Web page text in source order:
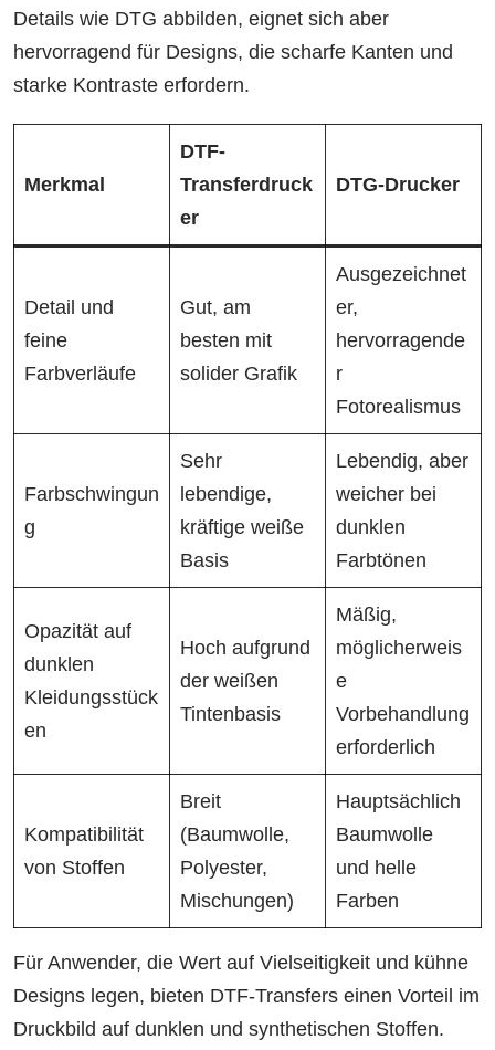
Details wie DTG abbilden, eignet sich aber
hervorragend für Designs, die scharfe Kanten und
starke Kontraste erfordern.
Merkmal
DTF-
Transferdruck
er
DTG-Drucker
Detail und
feine
Farbverläufe
Gut, am
besten mit
solider Grafik
Ausgezeichnet
er,
hervorragende
r
Fotorealismus
Farbschwingun
g
Sehr
lebendige,
kräftige weiße
Basis
Lebendig, aber
weicher bei
dunklen
Farbtönen
Opazität auf
dunklen
Kleidungsstück
en
Hoch aufgrund
der weißen
Tintenbasis
Mäßig,
möglicherweis
e
Vorbehandlung
erforderlich
Kompatibilität
von Stoffen
Breit
(Baumwolle,
Polyester,
Mischungen)
Hauptsächlich
Baumwolle
und helle
Farben
Für Anwender, die Wert auf Vielseitigkeit und kühne
Designs legen, bieten DTF-Transfers einen Vorteil im
Druckbild auf dunklen und synthetischen Stoffen.